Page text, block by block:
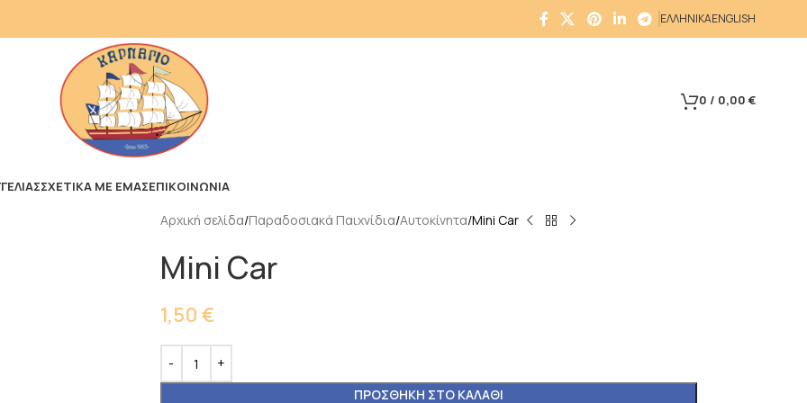
ΕΛΛΗΝΙΚΑENGLISH
0 / 0,00 €
ΣΧΕΤΙΚΑ ΜΕ ΕΜΑΣΕΠΙΚΟΙΝΩΝΙΑ
Αρχική σελίδα Παραδοσιακά Παιχνίδια Αυτοκίνητα Mini Car
Mini Car
1,50 €
ΠΡΟΣΘΉΚΗ ΣΤΟ ΚΑΛΆΘΙ